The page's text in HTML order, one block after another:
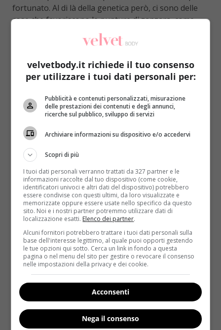
fortunato. Al di là della genetica però, ci sono delle
cose che favoriscono le punture di zanzara, come
rivela il dottor Anjali Mahto intervistato dal Daily
. Una di queste è senza dubbio
come il nero e il blu navyche le aiutano a
individuare i loro obiettivi. È meglio, quindi, vestirsi
per ridurre questo rischio.
STOP ALLE ZANZARE: ECCO I CIBI
CHE LE TENGONO ALLA LARGA DAL NOSTRO
SANGUE
Per le zanzare alcuni tipi di sangue sono più
attraentidi altri. Un gran numero di persone, a
seconda del loro tipo di sangue, secerne saccaridi o
zuccheri attraverso la propria pelle che le zanzare
sono in grado di percepire. Gli studi già nel 1972
evidenziarono chele zanzare sembrano preferire le
persone con gruppo sanguigno 0. In effetti
atterrano sulla pelle con gruppo sanguigno 0
due volte più spesso di quelli di tipo A. Le zanzare
sono attratte anche
dall’anidride carbonica
espirata, attraverso la quale sono in grado di
rilevare le loro prede fino a 50 metri di distanza. Per
lo stesso motivo anche ledonne incinte sono più
suscettibili alle puntureperché espirano più
velvetbody.it richiede il tuo consenso
per utilizzare i tuoi dati personali per:
Pubblicità e contenuti personalizzati, misurazione
delle prestazioni dei contenuti e degli annunci,
ricerche sul pubblico, sviluppo di servizi
Archiviare informazioni su dispositivo e/o accedervi
Scopri di più
I tuoi dati personali verranno trattati da 327 partner e le
informazioni raccolte dal tuo dispositivo (come cookie,
identificatori univoci e altri dati del dispositivo) potrebbero
essere condivise con questi ultimi, da loro visualizzate e
memorizzate oppure essere usate nello specifico da questo
sito. Noi e i nostri partner potremmo utilizzare dati di
localizzazione esatti. Elenco dei partner.
Alcuni fornitori potrebbero trattare i tuoi dati personali sulla
base dell'interesse legittimo, al quale puoi opporti gestendo
le tue opzioni qui sotto. Cerca un link in fondo a questa
pagina o nel menu del sito per gestire o revocare il consenso
nelle impostazioni della privacy e dei cookie.
Acconsenti
Nega il consenso